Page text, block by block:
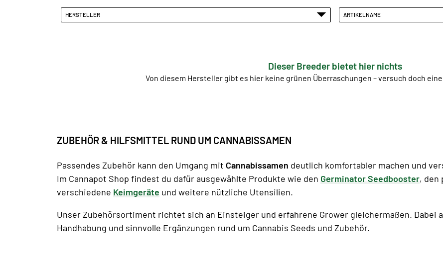
HERSTELLER ARTIKELNAME
Dieser Breeder bietet hier nichts
Von diesem Hersteller gibt es hier keine grünen Überraschungen – versuch doch
ZUBEHÖR & HILFSMITTEL RUND UM CANNABISSAMEN
Passendes Zubehör kann den Umgang mit Cannabissamen deutlich komfortabler machen und
Im Cannapot Shop findest du dafür ausgewählte Produkte wie den Germinator Seedbooster, den
verschiedene Keimgeräte und weitere nützliche Utensilien.
Unser Zubehörsortiment richtet sich an Einsteiger und erfahrene Grower gleichermaßen. Dabei
Handhabung und sinnvolle Ergänzungen rund um Cannabis Seeds und Zubehör.